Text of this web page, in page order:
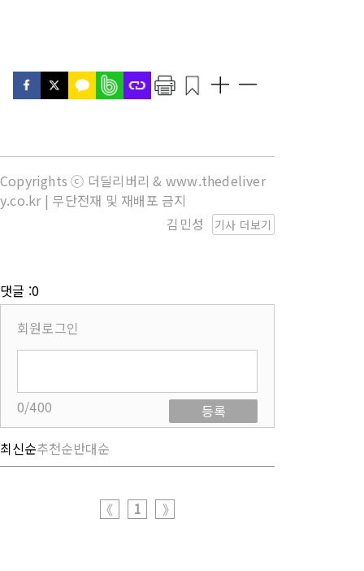
Copyrights ⓒ 더딜리버리 & www.thedeliver
y.co.kr | 무단전재 및 재배포 금지
기사 더보기
김민성
댓글 :0
회원로그인
0/400
등록
최신순추천순반대순
《 1 》